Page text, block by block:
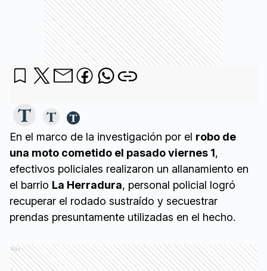
En el marco de la investigación por el robo de
una moto cometido el pasado viernes 1,
efectivos policiales realizaron un allanamiento en
el barrio La Herradura, personal policial logró
recuperar el rodado sustraído y secuestrar
prendas presuntamente utilizadas en el hecho.
Ads